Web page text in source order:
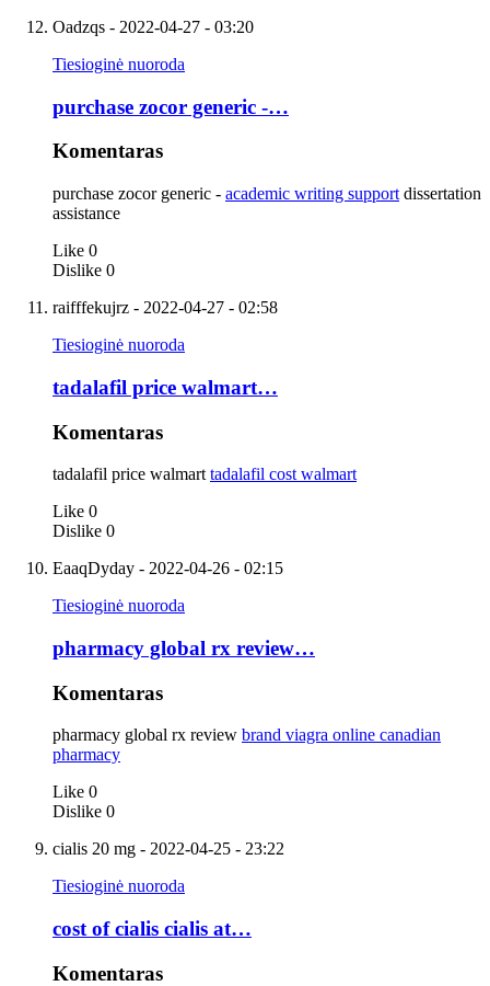
Oadzqs - 2022-04-27 - 03:20
Tiesioginė nuoroda
purchase zocor generic -…
Komentaras
purchase zocor generic - academic writing support dissertation
assistance
Like 0
Dislike 0
raifffekujrz - 2022-04-27 - 02:58
Tiesioginė nuoroda
tadalafil price walmart…
Komentaras
tadalafil price walmart tadalafil cost walmart
Like 0
Dislike 0
EaaqDyday - 2022-04-26 - 02:15
Tiesioginė nuoroda
pharmacy global rx review…
Komentaras
pharmacy global rx review brand viagra online canadian
pharmacy
Like 0
Dislike 0
cialis 20 mg - 2022-04-25 - 23:22
Tiesioginė nuoroda
cost of cialis cialis at…
Komentaras